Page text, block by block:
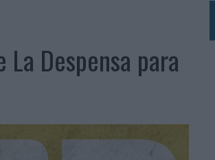
EN IBIZA
LAS MARCAS
Despensa para